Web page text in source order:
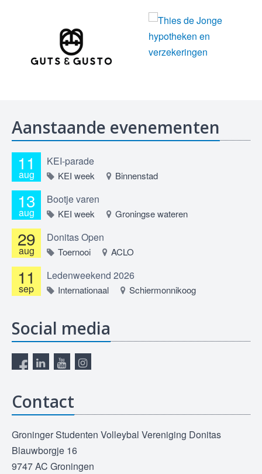
Aanstaande evenementen
11
aug
KEI-parade
KEI week Binnenstad
13
aug
Bootje varen
KEI week Groningse wateren
29
aug
Donitas Open
Toernooi ACLO
11
sep
Ledenweekend 2026
Internationaal Schiermonnikoog
Social media
Contact
Groninger Studenten Volleybal Vereniging Donitas
Blauwborgje 16
9747 AC Groningen